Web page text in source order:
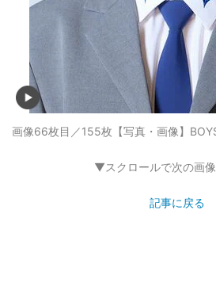
画像66枚目／155枚 【写真・画像】
▼スクロールで次の画
記事に戻る